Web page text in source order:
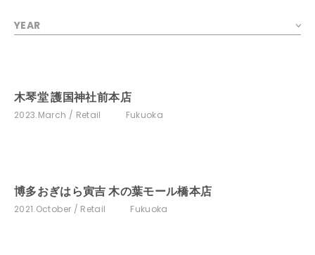
YEAR
木琴堂 護国神社前本店
2023.March Retail Fukuoka
博多おぎはら寅吉 木の葉モール橋本店
2021.October Retail Fukuoka